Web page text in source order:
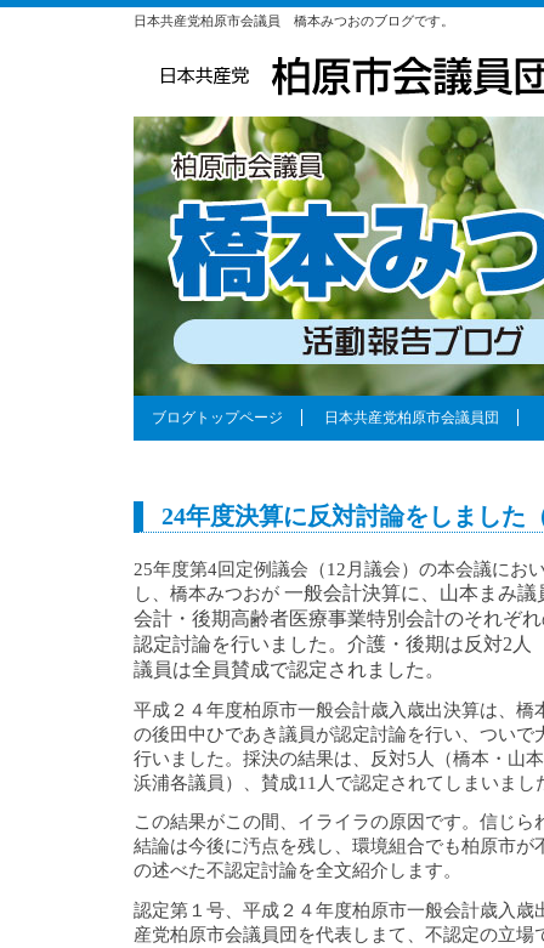
日本共産党柏原市会議員 橋本みつおのブログです。
ブログトップページ 日本共産党柏原市会議員団
24年度決算に反対討論をしました
25年度第4回定例議会（12月議会）の本会議にお
し、橋本みつおが 一般会計決算に、山本まみ
会計・後期高齢者医療事業特別会計のそれぞ
認定討論を行いました。介護・後期は反対2人
議員は全員賛成で認定されました。
平成２４年度柏原市一般会計歳入歳出決算は、橋
の後田中ひであき議員が認定討論を行い、ついで
行いました。採決の結果は、反対5人（橋本・山
浜浦各議員）、賛成11人で認定されてしまいまし
この結果がこの間、イライラの原因です。信じら
結論は今後に汚点を残し、環境組合でも柏原市が
の述べた不認定討論を全文紹介します。
認定第１号、平成２４年度柏原市一般会計歳入歳
産党柏原市会議員団を代表しまて、不認定の立場